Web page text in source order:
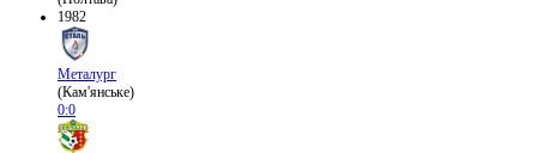
1982
Металург
(Кам'янське)
0:0